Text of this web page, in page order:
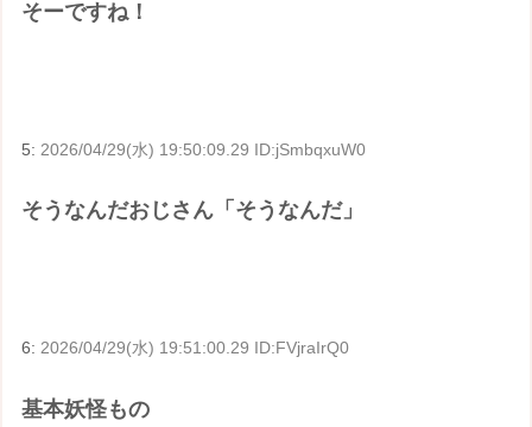
そーですね！
5: 2026/04/29(水) 19:50:09.29 ID:jSmbqxuW0
そうなんだおじさん「そうなんだ」
6:2026/04/29(水) 19:51:00.29 ID:FVjraIrQ0
基本妖怪もの